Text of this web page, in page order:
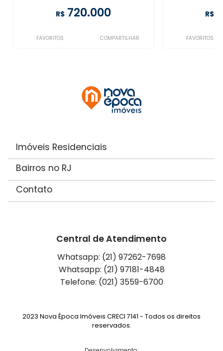
R$ 720.000
FAVORITOS COMPARTILHAR
R$
FAVORITOS
Imóveis Residenciais
Bairros no RJ
Contato
Central de Atendimento
Whatsapp: (21) 97262-7698
Whatsapp: (21) 97181-4848
Telefone: (021) 3559-6700
2023 Nova Época Imóveis CRECI 7141 - Todos os direitos
reservados.